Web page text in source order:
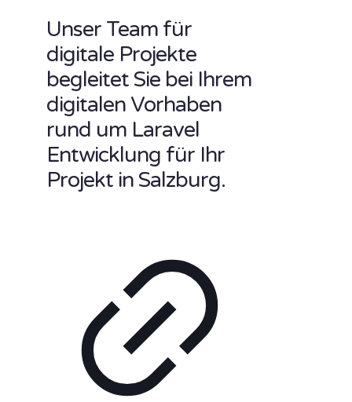
Unser Team für
digitale Projekte
begleitet Sie bei Ihrem
digitalen Vorhaben
rund um Laravel
Entwicklung für Ihr
Projekt in Salzburg.